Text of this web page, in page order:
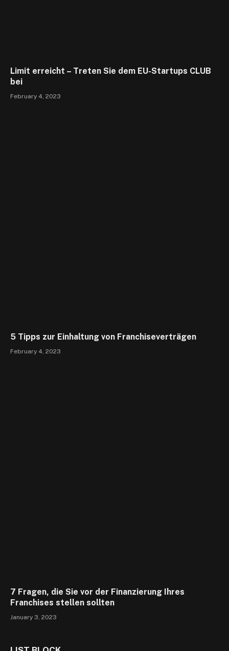
Limit erreicht – Treten Sie dem EU-Startups CLUB
bei
February 4, 2023
5 Tipps zur Einhaltung von Franchiseverträgen
February 4, 2023
7 Fragen, die Sie vor der Finanzierung Ihres
Franchises stellen sollten
January 3, 2023